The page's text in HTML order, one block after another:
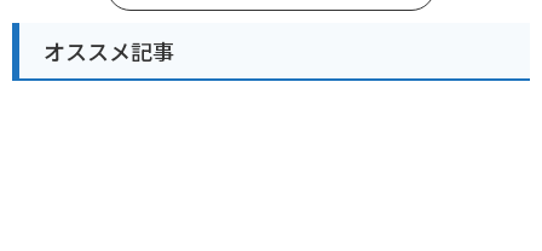
オススメ記事